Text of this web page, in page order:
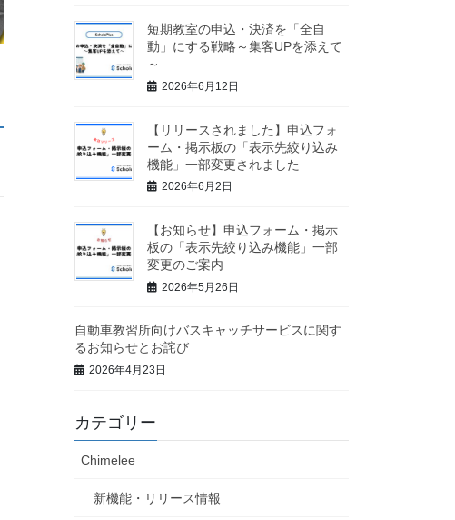
短期教室の申込・決済を「全自
動」にする戦略～集客UPを添えて
～
2026年6月12日
【リリースされました】申込フォ
ーム・掲示板の「表示先絞り込み
機能」一部変更されました
2026年6月2日
【お知らせ】申込フォーム・掲示
板の「表示先絞り込み機能」一部
変更のご案内
2026年5月26日
自動車教習所向けバスキャッチサービスに関す
るお知らせとお詫び
2026年4月23日
カテゴリー
Chimelee
新機能・リリース情報